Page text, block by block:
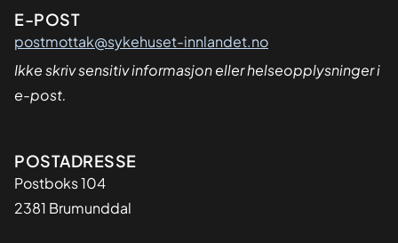
E-POST
postmottak@sykehuset-innlandet.no
Ikke skriv sensitiv informasjon eller helseopplysninger i
e-post.
Adresse
POSTADRESSE
Postboks 104
2381 Brumunddal